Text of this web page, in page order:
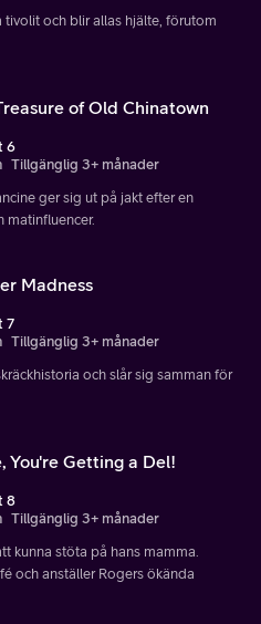
och blir allas hjälte, förutom
of Old Chinatown
6
Tillgänglig 3+ månader
ger sig ut på jakt efter en
matinfluencer.
Madness
7
Tillgänglig 3+ månader
och slår sig samman för
You're Getting a Del!
8
Tillgänglig 3+ månader
kunna stöta på hans mamma.
och anställer Rogers ökända